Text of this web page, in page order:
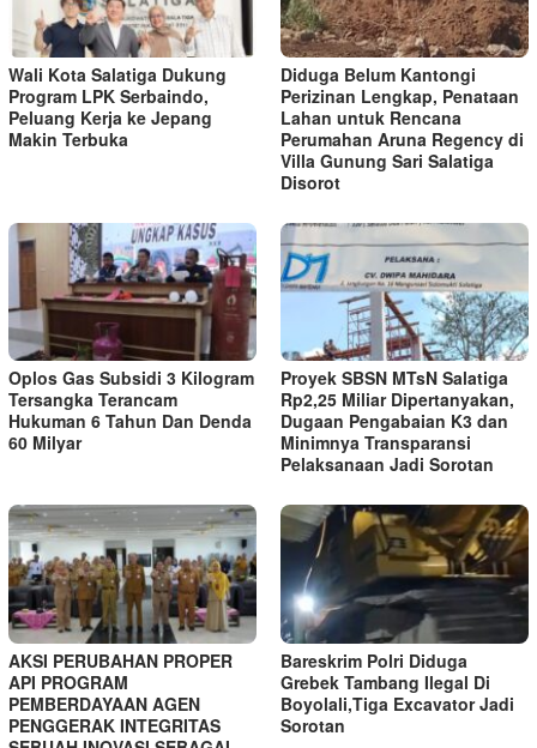
Wali Kota Salatiga Dukung
Program LPK Serbaindo,
Peluang Kerja ke Jepang
Makin Terbuka
Diduga Belum Kantongi
Perizinan Lengkap, Penataan
Lahan untuk Rencana
Perumahan Aruna Regency di
Villa Gunung Sari Salatiga
Disorot
Oplos Gas Subsidi 3 Kilogram
Tersangka Terancam
Hukuman 6 Tahun Dan Denda
60 Milyar
Proyek SBSN MTsN Salatiga
Rp2,25 Miliar Dipertanyakan,
Dugaan Pengabaian K3 dan
Minimnya Transparansi
Pelaksanaan Jadi Sorotan
AKSI PERUBAHAN PROPER
API PROGRAM
PEMBERDAYAAN AGEN
PENGGERAK INTEGRITAS
Bareskrim Polri Diduga
Grebek Tambang Ilegal Di
Boyolali,Tiga Excavator Jadi
Sorotan